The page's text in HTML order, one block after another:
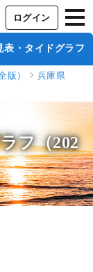
ログイン
表・タイドグラフ
版）
兵庫県
フ（202